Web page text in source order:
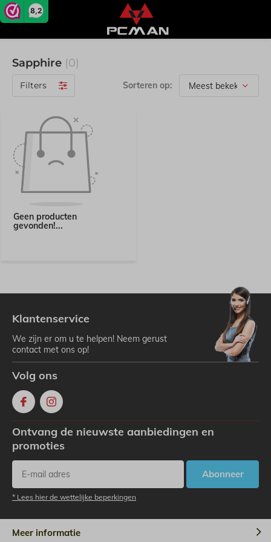
8,2
Sapphire (0)
Filters Sorteren op:
Geen producten
gevonden!...
Klantenservice
We zijn er om u te helpen! Neem gerust
contact met ons op!
Volg ons
Ontvang de nieuwste aanbiedingen en
promoties
Abonneer
* Lees hier de wettelijke beperkingen
Meer informatie